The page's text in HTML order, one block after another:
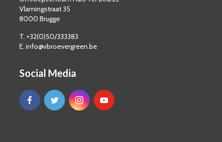
Vlamingstraat 35
8000 Brugge
T. +32(0)50/333383
E. info@vbroevergreen.be
Social Media